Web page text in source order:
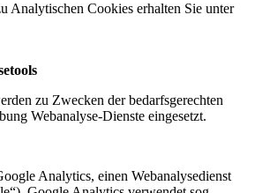
Analytischen Cookies erhalten Sie unter
zu Zwecken der bedarfsgerechten
Webanalyse-Dienste eingesetzt.
Analytics, einen Webanalysedienst